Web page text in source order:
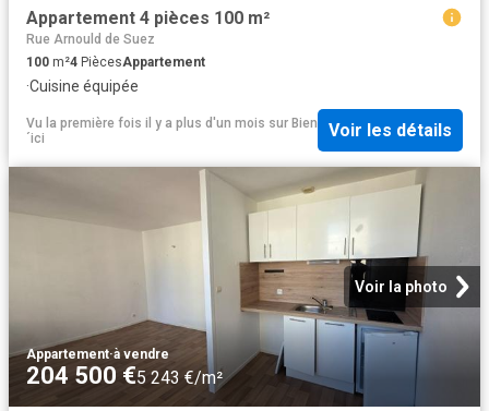
Appartement 4 pièces 100 m²
Rue Arnould de Suez
100 m²4 PiècesAppartement
·Cuisine équipée
Vu la première fois il y a plus d'un mois sur Bien
´ici
Voir les détails
Voir la photo
Appartement·à vendre
204 500 €5 243 €/m²